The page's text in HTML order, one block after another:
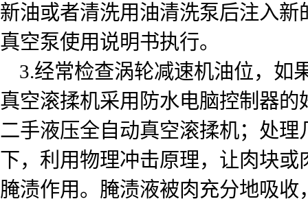
新油或者清洗用油清洗泵后注入
真空泵使用说明书执行。
3.经常检查涡轮减速机油位，如
真空滚揉机采用防水电脑控制器的
二手液压全自动真空滚揉机；处
下，利用物理冲击原理，让肉块
腌渍作用。腌渍液被肉充分地吸